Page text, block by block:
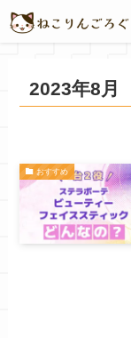
2023年8月
おすすめ